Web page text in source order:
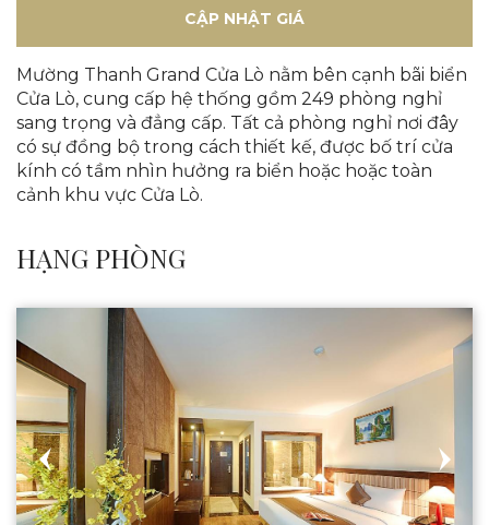
CẬP NHẬT GIÁ
Mường Thanh Grand Cửa Lò nằm bên cạnh bãi biển
Cửa Lò, cung cấp hệ thống gồm 249 phòng nghỉ
sang trọng và đẳng cấp. Tất cả phòng nghỉ nơi đây
có sự đồng bộ trong cách thiết kế, được bố trí cửa
kính có tầm nhìn hưởng ra biển hoặc hoặc toàn
cảnh khu vực Cửa Lò.
HẠNG PHÒNG